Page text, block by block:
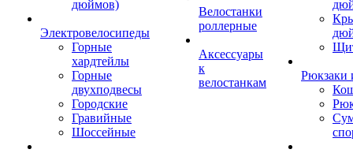
дюймов)
Электровелосипеды
Горные
хардтейлы
Горные
двухподвесы
Городские
Гравийные
Шоссейные
Велостанки
роллерные
Аксессуары
к
велостанкам
Рюкзаки